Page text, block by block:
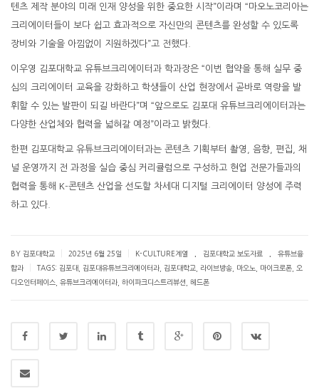
텐츠 제작 분야의 미래 인재 양성을 위한 중요한 시작”이라며 “마오노코리아는
크리에이터들이 보다 쉽고 효과적으로 자신만의 콘텐츠를 완성할 수 있도록
장비와 기술을 아낌없이 지원하겠다”고 전했다.
이우영 김포대학교 유튜브크리에이터과 학과장은 “이번 협약을 통해 실무 중
심의 크리에이터 교육을 강화하고 학생들이 산업 현장에서 곧바로 역량을 발
휘할 수 있는 발판이 되길 바란다”며 “앞으로도 김포대 유튜브크리에이터과는
다양한 산업체와 협력을 넓혀갈 예정”이라고 밝혔다.
한편 김포대학교 유튜브크리에이터과는 콘텐츠 기획부터 촬영, 음향, 편집, 채
널 운영까지 전 과정을 실습 중심 커리큘럼으로 구성하고 현업 전문가들과의
협력을 통해 K-콘텐츠 산업을 선도할 차세대 디지털 크리에이터 양성에 주력
하고 있다.
BY 김포대학교 2025년 6월 25일 K-CULTURE계열 김포대학교 보도자료
유튜브융
합과
TAGS: 김포대 김포대유튜브크리에이터과 김포대학교 라이브방송 마오노 마이크로폰
오
디오인터페이스 유튜브크리에이터과 하이파크디스트리뷰션 헤드폰